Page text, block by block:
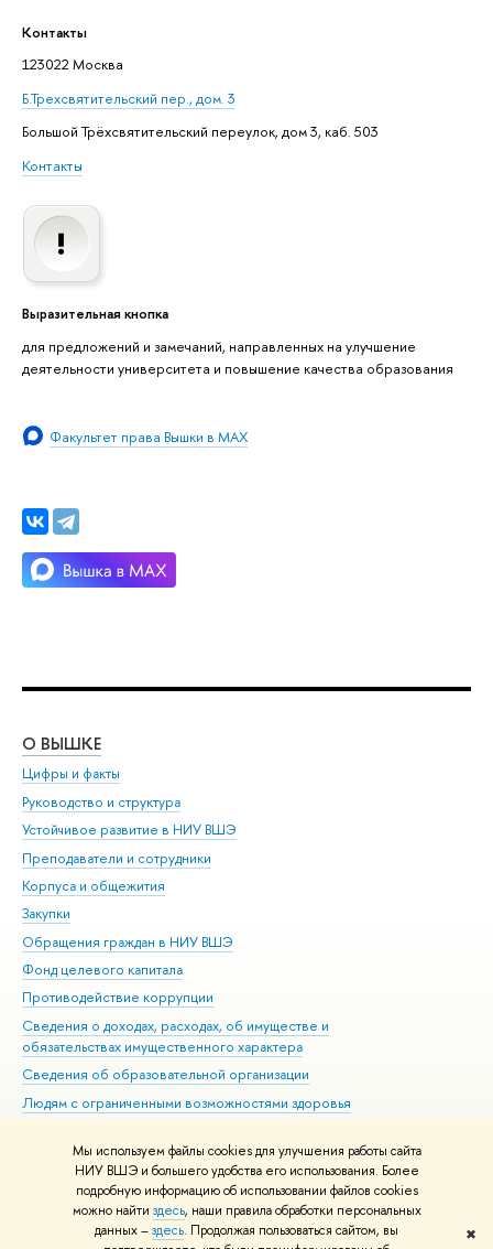
Мы используем файлы cookies для улучшения работы сайта
НИУ ВШЭ и большего удобства его использования. Более
подробную информацию об использовании файлов cookies
можно найти здесь, наши правила обработки персональных
данных –здесь. Продолжая пользоваться сайтом, вы
✖
Контакты
123022 Москва
Б.Трехсвятительский пер., дом. 3
Большой Трёхсвятительский переулок, дом 3, каб. 503
Контакты
Выразительная кнопка
для предложений и замечаний, направленных на улучшение
деятельности университета и повышение качества образования
Факультет права Вышки в MAX
О ВЫШКЕ
Цифры и факты
Руководство и структура
Устойчивое развитие в НИУ ВШЭ
Преподаватели и сотрудники
Корпуса и общежития
Закупки
Обращения граждан в НИУ ВШЭ
Фонд целевого капитала
Противодействие коррупции
Сведения о доходах, расходах, об имуществе и
обязательствах имущественного характера
Сведения об образовательной организации
Людям с ограниченными возможностями здоровья
Работа в Вышке